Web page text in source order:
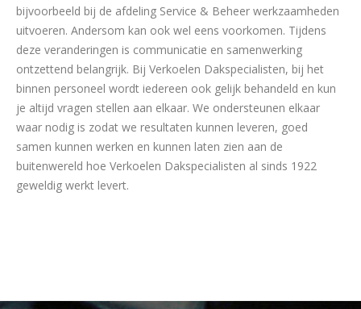
bijvoorbeeld bij de afdeling Service & Beheer werkzaamheden
uitvoeren. Andersom kan ook wel eens voorkomen. Tijdens
deze veranderingen is communicatie en samenwerking
ontzettend belangrijk. Bij Verkoelen Dakspecialisten, bij het
binnen personeel wordt iedereen ook gelijk behandeld en kun
je altijd vragen stellen aan elkaar. We ondersteunen elkaar
waar nodig is zodat we resultaten kunnen leveren, goed
samen kunnen werken en kunnen laten zien aan de
buitenwereld hoe Verkoelen Dakspecialisten al sinds 1922
geweldig werkt levert.